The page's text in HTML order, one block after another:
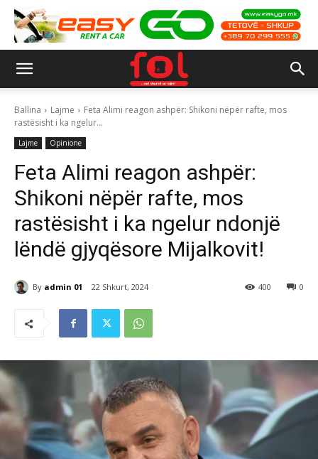
Ballina Lajme
Feta Alimi reagon ashpër: Shikoni nëpër rafte, mos
rastësisht i ka ngelur...
Lajme Opinione
Feta Alimi reagon ashpër:
Shikoni nëpër rafte, mos
rastësisht i ka ngelur ndonjë
lëndë gjyqësore Mijalkovit!
By admin 01 22 Shkurt, 2024 0
400